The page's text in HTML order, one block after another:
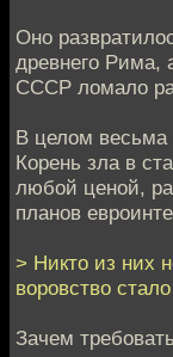
Оно
древнего Рима,
СССР ломало
В целом весьма
Корень зла в
любой ценой,
планов
> Никто из них
воровство
Зачем